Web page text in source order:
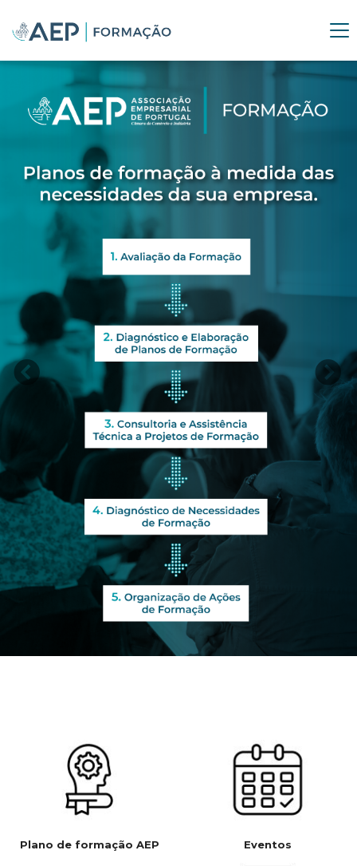
Plano de formação AEP Eventos